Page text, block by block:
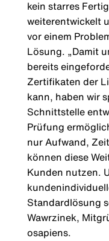
kein starres
weiterentwickelt
vor einem
Lösung. „Damit
bereits
Zertifikaten der
kann, haben wir
Schnittstelle
Prüfung
nur Aufwand,
können diese
Kunden nutzen.
Standardlösung
Wawrzinek,
osapiens.